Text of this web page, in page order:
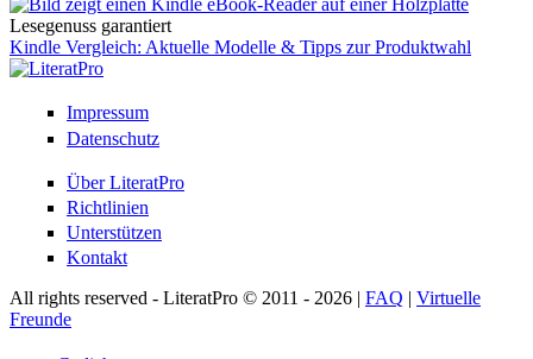
Lesegenuss garantiert
Kindle Vergleich: Aktuelle Modelle & Tipps zur Produktwahl
Impressum
Datenschutz
Über LiteratPro
Richtlinien
Unterstützen
Kontakt
All rights reserved - LiteratPro © 2011 - 2026 | FAQ | Virtuelle
Freunde